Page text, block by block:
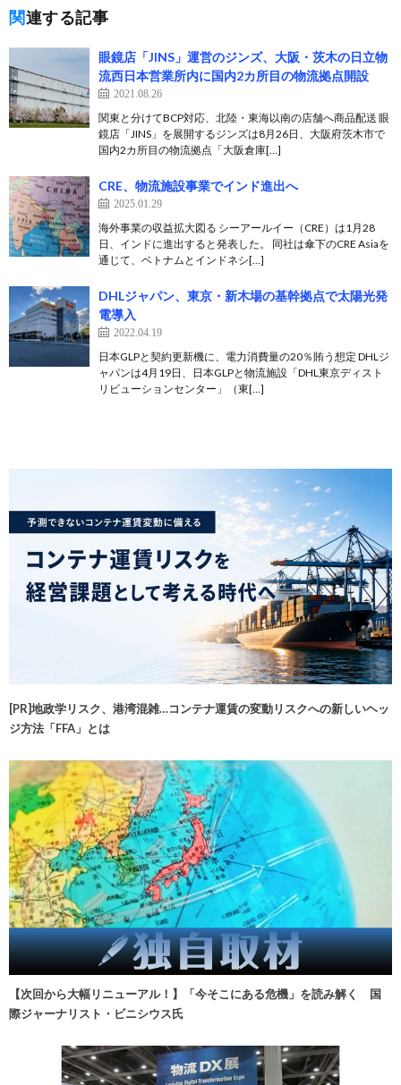
関連する記事
眼鏡店「JINS」運営のジンズ、大阪・茨木の日立物
流西日本営業所内に国内2カ所目の物流拠点開設
2021.08.26
関東と分けてBCP対応、北陸・東海以南の店舗へ商品配送 眼
鏡店「JINS」を展開するジンズは8月26日、大阪府茨木市で
国内2カ所目の物流拠点「大阪倉庫[…]
CRE、物流施設事業でインド進出へ
2025.01.29
海外事業の収益拡大図る シーアールイー（CRE）は1月28
日、インドに進出すると発表した。 同社は傘下のCRE Asiaを
通じて、ベトナムとインドネシ[…]
DHLジャパン、東京・新木場の基幹拠点で太陽光発
電導入
2022.04.19
日本GLPと契約更新機に、電力消費量の20％賄う想定 DHLジ
ャパンは4月19日、日本GLPと物流施設「DHL東京ディスト
リビューションセンター」（東[…]
[PR]地政学リスク、港湾混雑…コンテナ運賃の変動リスクへの新しいヘッ
ジ方法「FFA」とは
【次回から大幅リニューアル！】「今そこにある危機」を読み解く 国
際ジャーナリスト・ビニシウス氏